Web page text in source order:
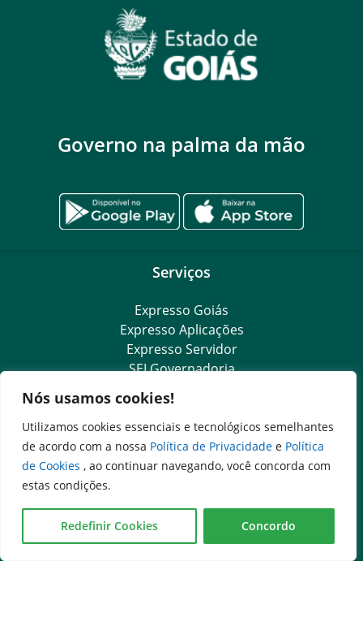
Nós usamos cookies!
Utilizamos cookies essenciais e tecnológicos semelhantes
de acordo com a nossa Política de Privacidade e Política
de Cookies , ao continuar navegando, você concorda com
estas condições.
Redefinir Cookies Concordo
Governo na palma da mão
Serviços
Expresso Goiás
Expresso Aplicações
Expresso Servidor
SEI Governadoria
Cadastro de Autoridades
Escola de Governo
Agenda de Autoridades
Outros Sites
Governo Federal
Assembleia Legislativa do Estado de Goiás